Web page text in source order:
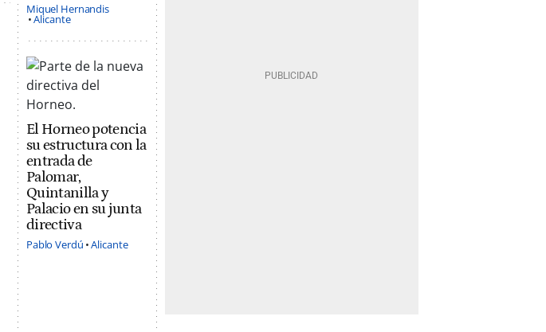
Miquel Hernandis
Alicante
El Horneo potencia
su estructura con la
entrada de
Palomar,
Quintanilla y
Palacio en su junta
directiva
Pablo Verdú Alicante